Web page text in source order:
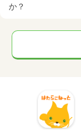
か？